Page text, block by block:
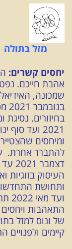
מזל בתולה
יחסים קשרים:
אהבת חייכם.
שמכונה,
בחיזורים.
ומיחסים
להתברר אחרת.
העיסוק בזוגיות
התאהבות
קיימים